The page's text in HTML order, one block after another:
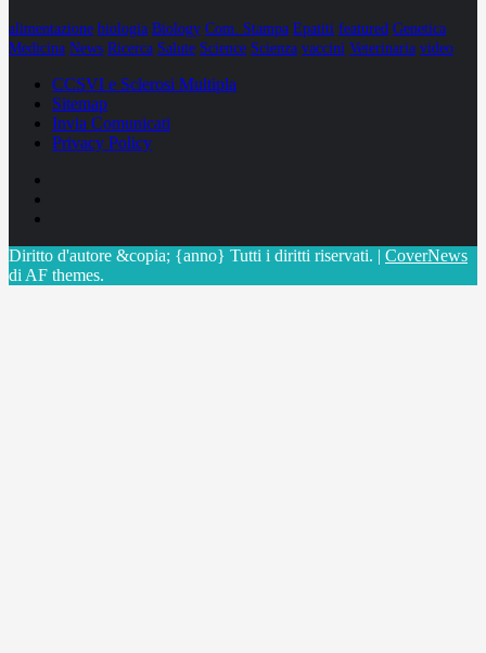
alimentazione biologia Biology Com. Stampa Epatiti featured Genetica
Medicina News Ricerca Salute Science Scienza vaccini Veterinaria video
CCSVI e Sclerosi Multipla
Sitemap
Invia Comunicati
Privacy Policy
Diritto d'autore &copia; {anno} Tutti i diritti riservati. | CoverNews
di AF themes.